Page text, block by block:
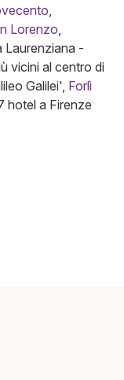
Lorenzo
Laurenziana -
vicini al centro di
Galilei', Forlì
hotel a Firenze